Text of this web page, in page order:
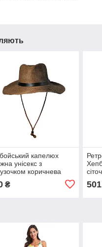
капелюх
унісекс з
коричнева
₴ 501